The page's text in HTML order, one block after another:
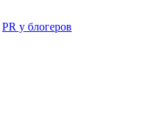
PR у блогеров